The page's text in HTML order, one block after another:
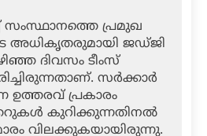
സംസ്ഥാനത്തെ പ്രമുഖ
അധികൃതരുമായി ജഡ്ജി
ദിവസം ടീംസ്
സര്‍ക്കാര്‍
ഉത്തരവ് പ്രകാരം
കുറിക്കുന്നതിനല്‍
വിലക്കുകയായിരുന്നു.